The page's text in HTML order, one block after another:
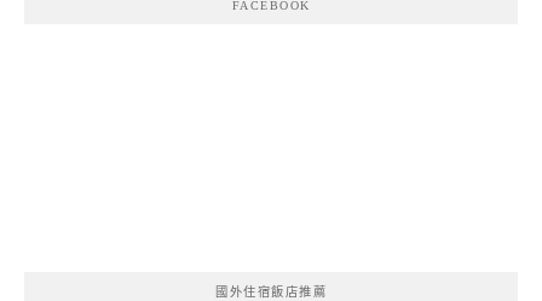
FACEBOOK
國外住宿飯店推薦